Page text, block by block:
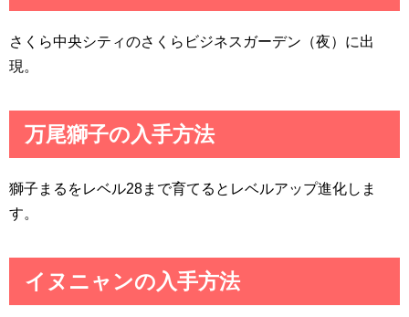
さくら中央シティのさくらビジネスガーデン（夜）に出
現。
万尾獅子の入手方法
獅子まるをレベル28まで育てるとレベルアップ進化しま
す。
イヌニャンの入手方法